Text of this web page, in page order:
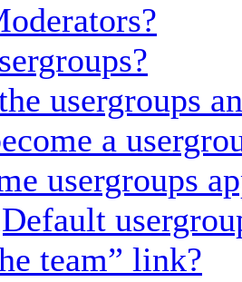
usergroups
a
usergroups
team” link?